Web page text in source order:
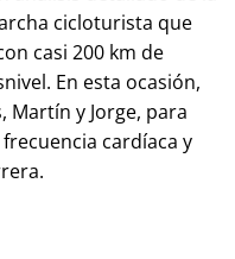
cicloturista que
casi 200 km de
En esta ocasión,
Martín y Jorge, para
cardíaca y